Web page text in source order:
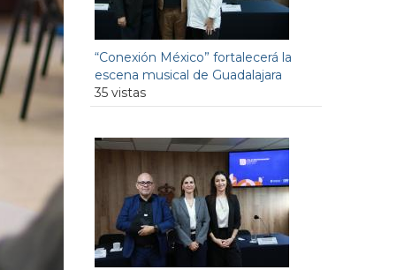
“Conexión México” fortalecerá la
escena musical de Guadalajara
35 vistas